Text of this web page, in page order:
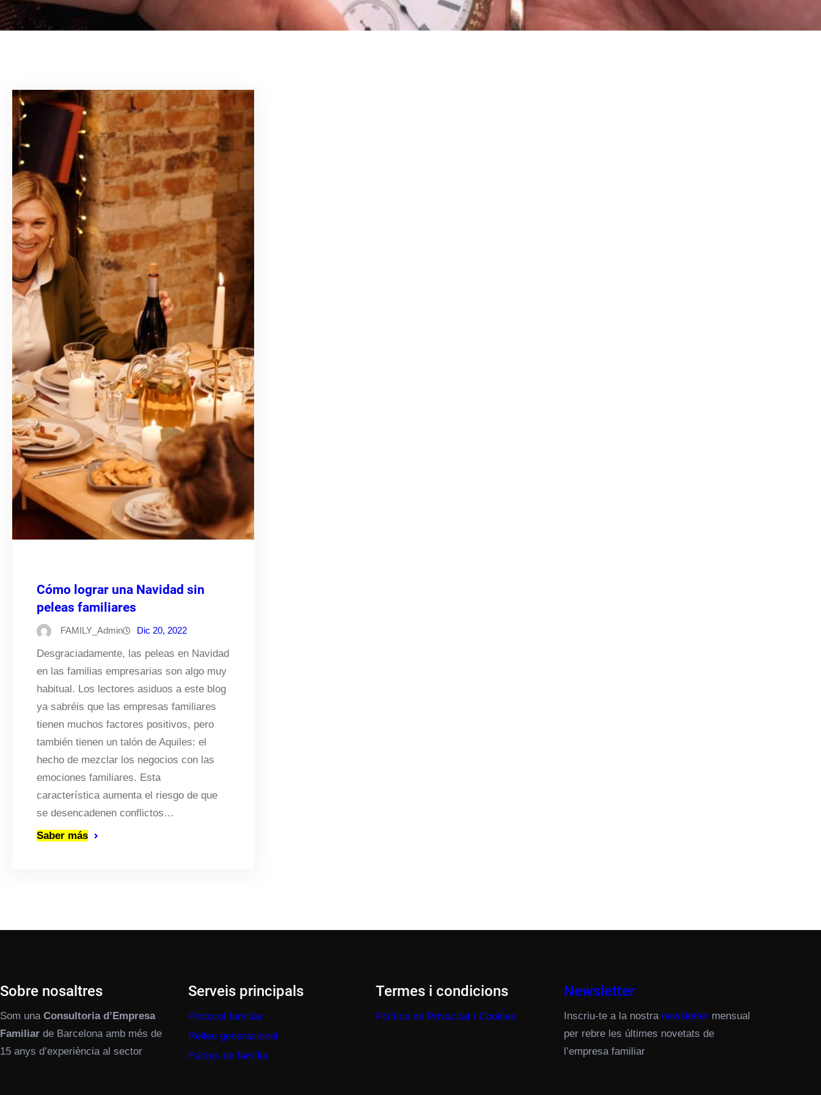
Cómo lograr una Navidad sin
peleas familiares
FAMILY_Admin Dic 20, 2022
Desgraciadamente, las peleas en Navidad
en las familias empresarias son algo muy
habitual. Los lectores asiduos a este blog
ya sabréis que las empresas familiares
tienen muchos factores positivos, pero
también tienen un talón de Aquiles: el
hecho de mezclar los negocios con las
emociones familiares. Esta
característica aumenta el riesgo de que
se desencadenen conflictos…
Saber más
Sobre nosaltres
Som una Consultoria d’Empresa
Familiar de Barcelona amb més de
15 anys d’experiència al sector
Serveis principals
Protocol familiar
Relleu generacional
Pactes de família
Termes i condicions
Política de Privacitat i Cookies
Newsletter
Inscriu-te a la nostra newslettermensual
per rebre les últimes novetats de
l’empresa familiar